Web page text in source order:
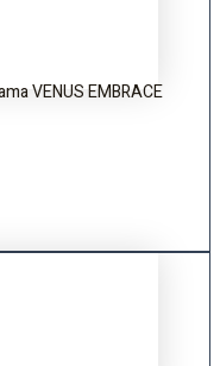
VENUS EMBRACE